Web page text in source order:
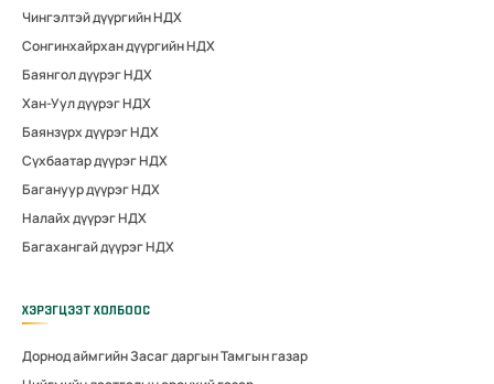
Чингэлтэй дүүргийн НДХ
Сонгинхайрхан дүүргийн НДХ
Баянгол дүүрэг НДХ
Хан-Уул дүүрэг НДХ
Баянзүрх дүүрэг НДХ
Сүхбаатар дүүрэг НДХ
Багануур дүүрэг НДХ
Налайх дүүрэг НДХ
Багахангай дүүрэг НДХ
ХЭРЭГЦЭЭТ ХОЛБООС
Дорнод аймгийн Засаг даргын Тамгын газар